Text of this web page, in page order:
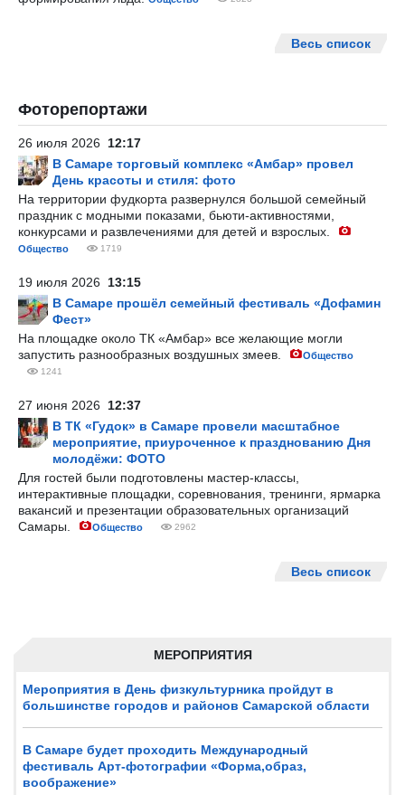
МЕРОПРИЯТИЯ
Мероприятия в День физкультурника пройдут в
большинстве городов и районов Самарской области
В Самаре будет проходить Международный
фестиваль Арт-фотографии «Форма,образ,
воображение»
Весь список
Фоторепортажи
26 июля 2026 12:17
В Самаре торговый комплекс «Амбар» провел
День красоты и стиля: фото
На территории фудкорта развернулся большой семейный
праздник с модными показами, бьюти-активностями,
конкурсами и развлечениями для детей и взрослых.
Общество 1719
19 июля 2026 13:15
В Самаре прошёл семейный фестиваль «Дофамин
Фест»
На площадке около ТК «Амбар» все желающие могли
запустить разнообразных воздушных змеев.
Общество
1241
27 июня 2026 12:37
В ТК «Гудок» в Самаре провели масштабное
мероприятие, приуроченное к празднованию Дня
молодёжи: ФОТО
Для гостей были подготовлены мастер-классы,
интерактивные площадки, соревнования, тренинги, ярмарка
вакансий и презентации образовательных организаций
Самары.
Общество 2962
Весь список